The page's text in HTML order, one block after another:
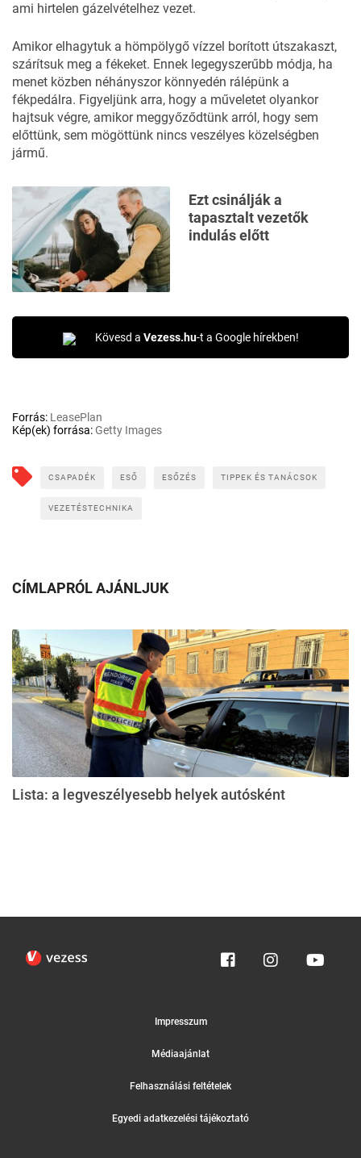
ami hirtelen gázelvételhez vezet.
Amikor elhagytuk a hömpölygő vízzel borított útszakaszt,
szárítsuk meg a fékeket. Ennek legegyszerűbb módja, ha
menet közben néhányszor könnyedén rálépünk a
fékpedálra. Figyeljünk arra, hogy a műveletet olyankor
hajtsuk végre, amikor meggyőződtünk arról, hogy sem
előttünk, sem mögöttünk nincs veszélyes közelségben
jármű.
Ezt csinálják a
tapasztalt vezetők
indulás előtt
Kövesd a Vezess.hu-t a Google hírekben!
Forrás: LeasePlan
Kép(ek) forrása:Getty Images
CSAPADÉK ESŐ ESŐZÉS TIPPEK ÉS TANÁCSOK
VEZETÉSTECHNIKA
CÍMLAPRÓL AJÁNLJUK
Lista: a legveszélyesebb helyek autósként
Impresszum
Médiaajánlat
Felhasználási feltételek
Egyedi adatkezelési tájékoztató